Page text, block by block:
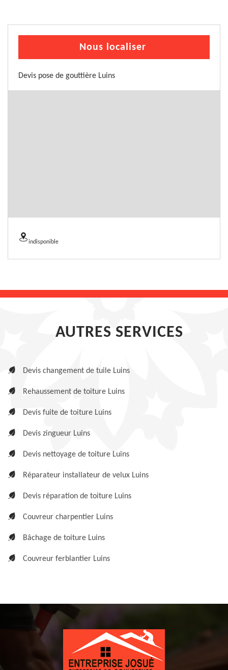
Nous localiser
Devis pose de gouttière Luins
indisponible
AUTRES SERVICES
Devis changement de tuile Luins
Rehaussement de toiture Luins
Devis fuite de toiture Luins
Devis zingueur Luins
Devis nettoyage de toiture Luins
Réparateur installateur de velux Luins
Devis réparation de toiture Luins
Couvreur charpentier Luins
Bâchage de toiture Luins
Couvreur ferblantier Luins